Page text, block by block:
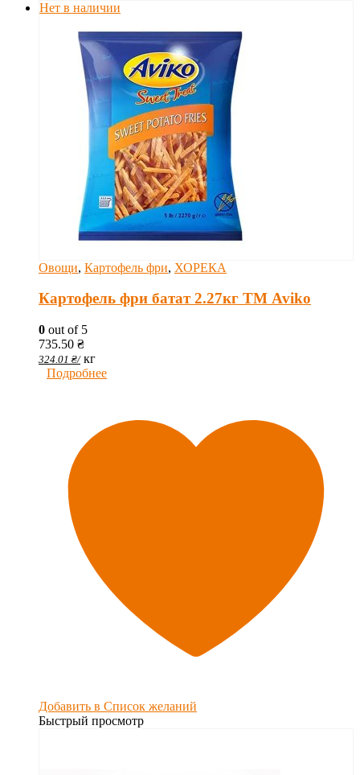
Нет в наличии
Овощи, Картофель фри, ХОРЕКА
Картофель фри батат 2.27кг ТМ Aviko
0 out of 5
735.50 ₴
324.01 ₴/ кг
Подробнее
Добавить в Список желаний
Быстрый просмотр